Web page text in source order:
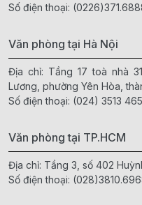
Số điện thoại:
Văn phòng tại Hà Nội
Địa chỉ: Tầng 17 toà nhà
Lương, phường Yên Hòa,
Số điện thoại: (024) 3513
Văn phòng tại TP.HCM
Địa chỉ: Tầng 3, số 402
Số điện thoại: